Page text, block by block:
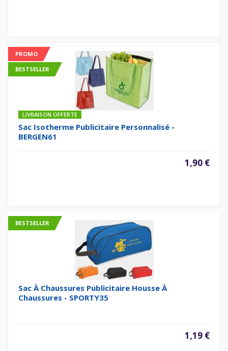
PROMO
BESTSELLER
LIVRAISON OFFERTE
Sac Isotherme Publicitaire Personnalisé -
BERGEN61
1,90 €
BESTSELLER
Sac À Chaussures Publicitaire Housse À
Chaussures - SPORTY35
1,19 €